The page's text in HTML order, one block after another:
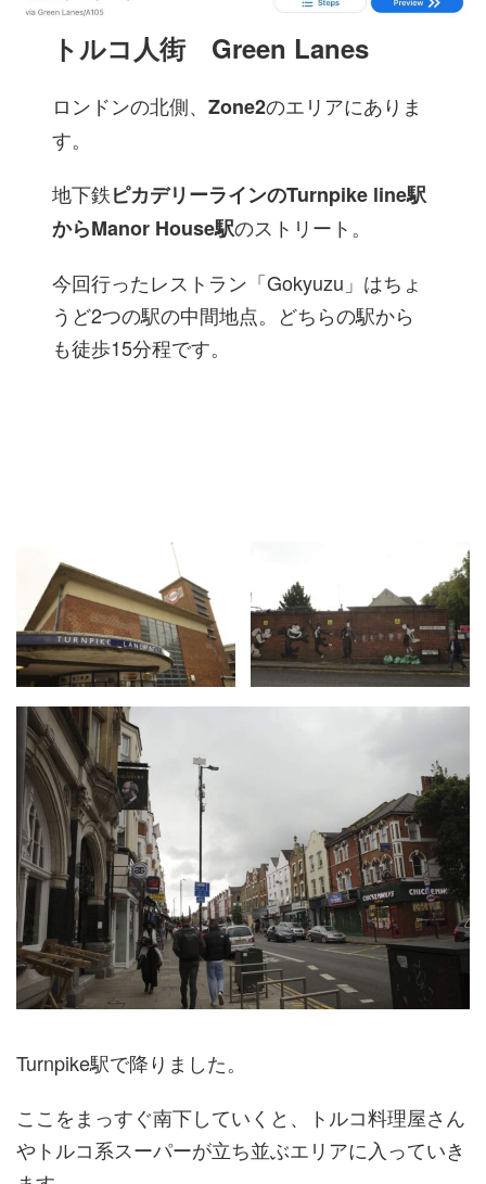
トルコ人街 Green Lanes
ロンドンの北側、Zone2のエリアにありま
す。
地下鉄ピカデリーラインのTurnpike line駅
からManor House駅のストリート。
今回行ったレストラン「Gokyuzu」はちょ
うど2つの駅の中間地点。どちらの駅から
も徒歩15分程です。
Turnpike駅で降りました。
ここをまっすぐ南下していくと、トルコ料理屋さん
やトルコ系スーパーが立ち並ぶエリアに入っていき